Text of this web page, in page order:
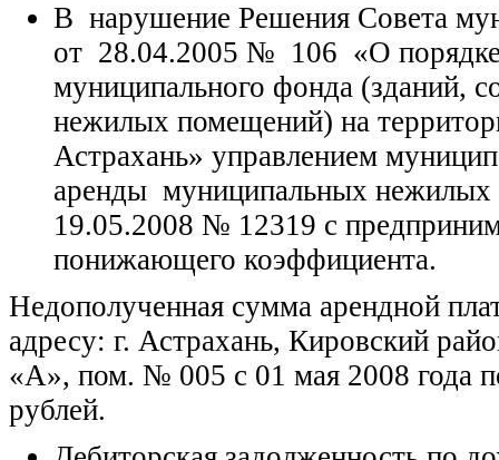
В нарушение Решения Совета
от 28.04.2005 № 106 «О порядке
муниципального фонда (зданий,
нежилых помещений) на
Астрахань» управлением
аренды муниципальных
19.05.2008 № 12319 с
понижающего коэффициента.
Недополученная сумма арендной
адресу: г. Астрахань, Кировский
«А», пом. № 005 с 01 мая 2008 года
рублей.